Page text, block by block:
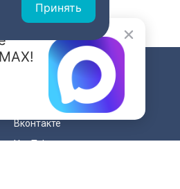
Принять
Вконтакте
YouTube